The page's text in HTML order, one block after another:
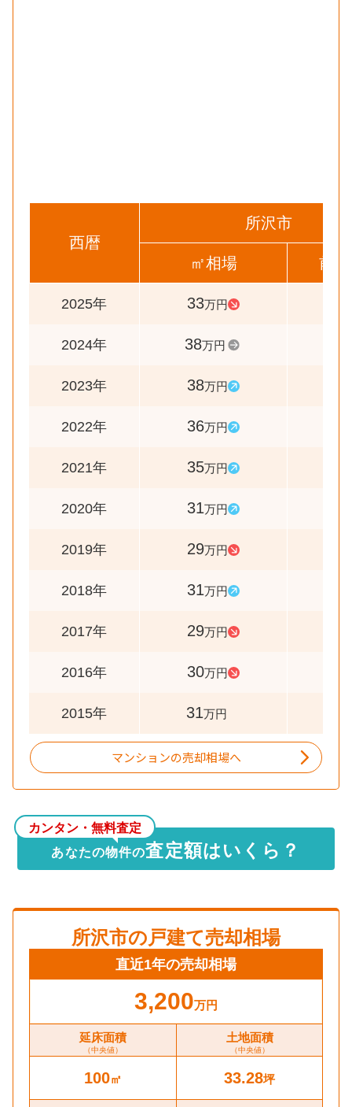
西暦
所沢市
㎡相場 前
2025年 33万円
2024年 38万円
2023年 38万円
2022年 36万円
2021年 35万円
2020年 31万円
2019年 29万円
2018年 31万円
2017年 29万円
2016年 30万円
2015年 31万円
マンションの売却相場へ
カンタン・無料査定
あなたの物件の査定額はいくら？
所沢市の戸建て売却相場
直近1年の売却相場
3,200万円
延床面積
（中央値）
土地面積
（中央値）
100㎡ 33.28坪